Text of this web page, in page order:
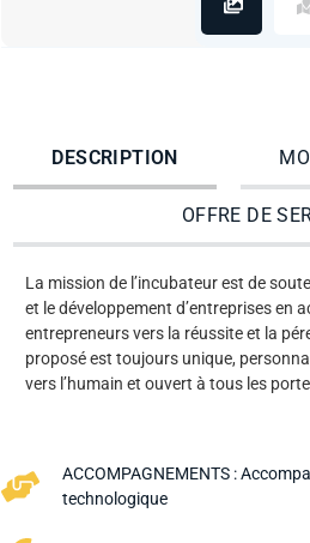
DESCRIPTION
OFFRE DE
La mission de l’incubateur est de
et le développement d’entreprises en
entrepreneurs vers la réussite et la
proposé est toujours unique,
vers l’humain et ouvert à tous les
ACCOMPAGNEMENTS :
technologique